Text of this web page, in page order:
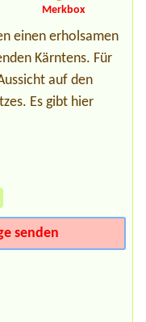
Merkbox
einen erholsamen
Kärntens. Für
auf den
Es gibt hier
senden